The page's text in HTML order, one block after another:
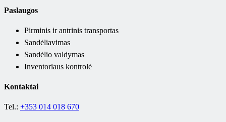
Paslaugos
Pirminis ir antrinis transportas
Sandėliavimas
Sandėlio valdymas
Inventoriaus kontrolė
Kontaktai
Tel.: +353 014 018 670